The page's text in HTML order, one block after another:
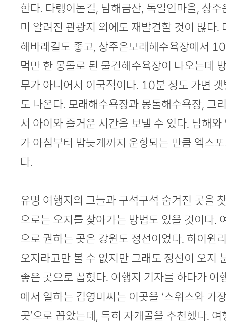
한다. 다랭이논길, 남해금산, 독일인마을, 상
미 알려진 관광지 외에도 재발견할 것이 많다.
해바래길도 좋고, 상주은모래해수욕장에서
먹만 한 몽돌로 된 물건해수욕장이 나오는데
무가 아니어서 이국적이다. 10분 정도 가면
도 나온다. 모래해수욕장과 몽돌해수욕장, 그
서 아이와 즐거운 시간을 보낼 수 있다. 남해
가 아침부터 밤늦게까지 운항되는 만큼 엑스
다.
유명 여행지의 그늘과 구석구석 숨겨진 곳을
으로는 오지를 찾아가는 방법도 있을 것이다.
으로 권하는 곳은 강원도 정선이었다. 하이원
오지라고만 볼 수 없지만 그래도 정선이 오지
좋은 곳으로 꼽혔다. 여행지 기자를 하다가 여
에서 일하는 김영미씨는 이곳을 ‘스위스와 가
곳’으로 꼽았는데, 특히 자개골을 추천했다.